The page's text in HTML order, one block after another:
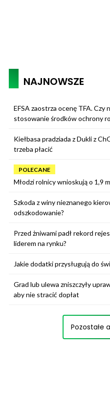
NAJNOWSZE
EFSA zaostrza ocenę TFA. Czy
stosowanie środków ochrony
Kiełbasa pradziada z Dukli z
trzeba płacić
POLECANE
Młodzi rolnicy wnioskują o 1,9
Szkoda z winy nieznanego
odszkodowanie?
Przed żniwami padł rekord
liderem na rynku?
Jakie dodatki przysługują do
Grad lub ulewa zniszczyły
aby nie stracić dopłat
Pozostałe